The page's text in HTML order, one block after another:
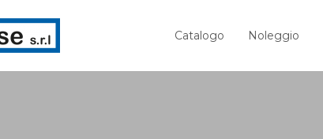
Catalogo Noleggio